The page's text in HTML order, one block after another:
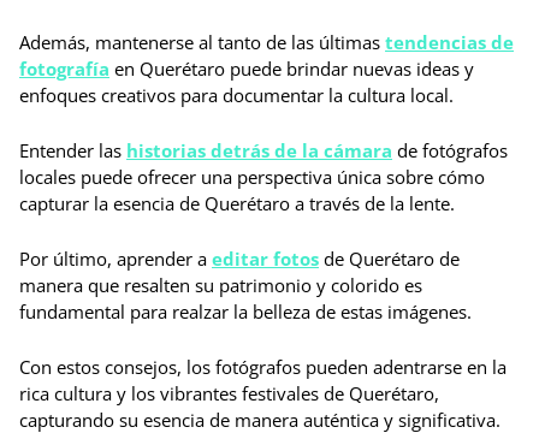
Además, mantenerse al tanto de las últimas tendencias de
fotografía en Querétaro puede brindar nuevas ideas y
enfoques creativos para documentar la cultura local.
Entender las historias detrás de la cámara de fotógrafos
locales puede ofrecer una perspectiva única sobre cómo
capturar la esencia de Querétaro a través de la lente.
Por último, aprender a editar fotos de Querétaro de
manera que resalten su patrimonio y colorido es
fundamental para realzar la belleza de estas imágenes.
Con estos consejos, los fotógrafos pueden adentrarse en la
rica cultura y los vibrantes festivales de Querétaro,
capturando su esencia de manera auténtica y significativa.